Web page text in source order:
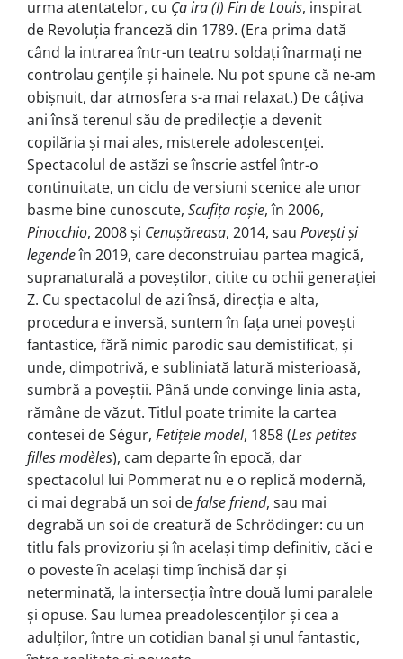
urma atentatelor, cu Ça ira (I) Fin de Louis, inspirat
de Revoluţia franceză din 1789. (Era prima dată
când la intrarea într-un teatru soldaţi înarmaţi ne
controlau genţile şi hainele. Nu pot spune că ne-am
obișnuit, dar atmosfera s-a mai relaxat.) De câțiva
ani însă terenul său de predilecţie a devenit
copilăria și mai ales, misterele adolescenței.
Spectacolul de astăzi se înscrie astfel într-o
continuitate, un ciclu de versiuni scenice ale unor
basme bine cunoscute, Scufiţa roșie, în 2006,
Pinocchio, 2008 și Cenușăreasa, 2014, sau Poveşti şi
legendeîn 2019, care deconstruiau partea magică,
supranaturală a poveştilor, citite cu ochii generaţiei
Z. Cu spectacolul de azi însă, direcţia e alta,
procedura e inversă, suntem în faţa unei poveşti
fantastice, fără nimic parodic sau demistificat, şi
unde, dimpotrivă, e subliniată latură misterioasă,
sumbră a poveştii. Până unde convinge linia asta,
rămâne de văzut. Titlul poate trimite la cartea
contesei de Ségur, Fetițele model, 1858 (Les petites
filles modèles), cam departe în epocă, dar
spectacolul lui Pommerat nu e o replică modernă,
ci mai degrabă un soi defalse friend, sau mai
degrabă un soi de creatură de Schrödinger: cu un
titlu fals provizoriu și în același timp definitiv, căci e
o poveste în același timp închisă dar și
neterminată, la intersecţia între două lumi paralele
și opuse. Sau lumea preadolescenţilor și cea a
adulților, între un cotidian banal și unul fantastic,